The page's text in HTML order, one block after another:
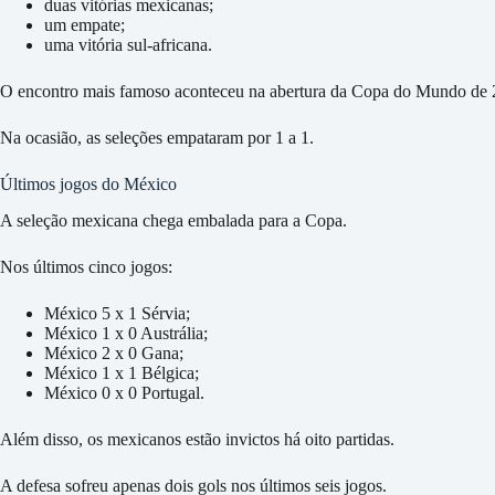
duas vitórias mexicanas;
um empate;
uma vitória sul-africana.
O encontro mais famoso aconteceu na abertura da Copa do Mundo de
Na ocasião, as seleções empataram por 1 a 1.
Últimos jogos do México
A seleção mexicana chega embalada para a Copa.
Nos últimos cinco jogos:
México 5 x 1 Sérvia;
México 1 x 0 Austrália;
México 2 x 0 Gana;
México 1 x 1 Bélgica;
México 0 x 0 Portugal.
Além disso, os mexicanos estão invictos há oito partidas.
A defesa sofreu apenas dois gols nos últimos seis jogos.